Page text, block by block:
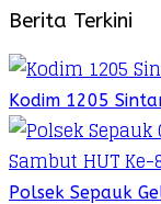
Berita Terkini
Kodim 1205
Polsek Sepauk